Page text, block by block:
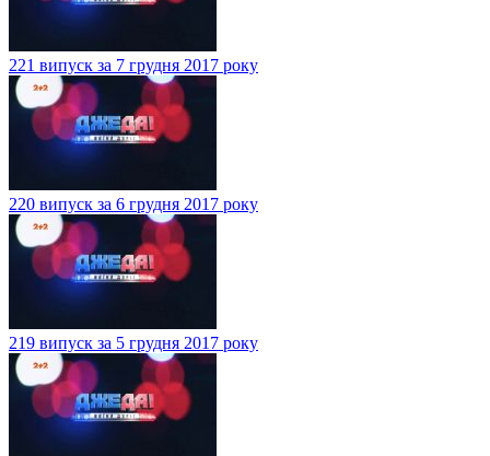
221 випуск за 7 грудня 2017 року
220 випуск за 6 грудня 2017 року
219 випуск за 5 грудня 2017 року